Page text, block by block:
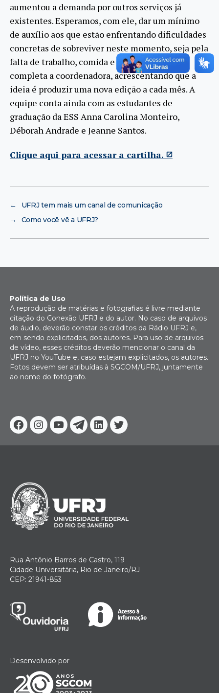
aumentou a demanda por outros serviços já
existentes. Esperamos, com ele, dar um mínimo
de auxílio aos que estão enfrentando dificuldades
concretas de sobreviver neste momento, seja pela
falta de trabalho, comida e até segurança”,
completa a coordenadora, acrescentando que a
ideia é produzir uma nova edição a cada mês. A
equipe conta ainda com as estudantes de
graduação da ESS Anna Carolina Monteiro,
Déborah Andrade e Jeanne Santos.
Clique aqui para acessar a cartilha.
←
UFRJ tem mais um canal de comunicação
→
Como você vê a UFRJ?
Facebook
Instagram
YoutubeTelegram
Linkedin
Twitter
Política de Uso
A reprodução de matérias e fotografias é livre mediante
citação do Conexão UFRJ e do autor. No caso de arquivos
de áudio, deverão constar os créditos da Rádio UFRJ e,
em sendo explicitados, dos autores. Para uso de arquivos
de vídeo, esses créditos deverão mencionar o canal da
UFRJ no YouTube e, caso estejam explicitados, os autores.
Fotos devem ser atribuídas à SGCOM/UFRJ, juntamente
ao nome do fotógrafo.
Rua Antônio Barros de Castro, 119
Cidade Universitária, Rio de Janeiro/RJ
CEP: 21941-853
Desenvolvido por